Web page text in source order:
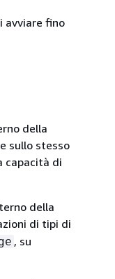
avviare fino
della
sullo stesso
capacità di
della
di tipi di
, su